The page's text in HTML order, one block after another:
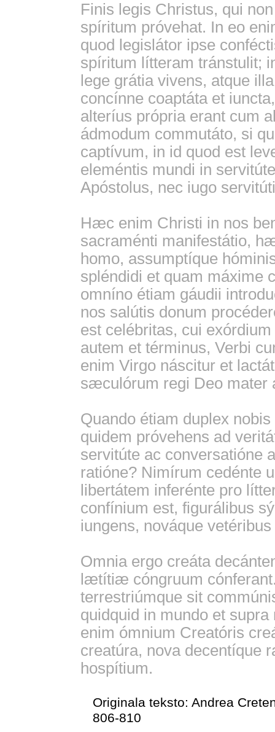
Finis legis Christus, qui
spíritum próvehat. In eo
quod legislátor ipse
spíritum lítteram tránstulit;
lege grátia vivens, atque
concínne coaptáta et
alteríus própria erant cum
ádmodum commutáto, si
captívum, in id quod est
eleméntis mundi in
Apóstolus, nec iugo
Hæc enim Christi in nos
sacraménti manifestátio,
homo, assumptíque
spléndidi et quam máxime
omníno étiam gáudii
nos salútis donum
est celébritas, cui
autem et términus, Verbi
enim Virgo náscitur et
sæculórum regi Deo mater
Quando étiam duplex
quidem próvehens ad
servitúte ac conversatióne
ratióne? Nimírum cedénte
libertátem inferénte pro
confínium est, figurálibus
iungens, nováque
Omnia ergo creáta
lætítiæ cóngruum
terrestriúmque sit
quidquid in mundo et
enim ómnium Creatóris
creatúra, nova decentíque
hospítium.
Originala teksto: Andrea
806-810